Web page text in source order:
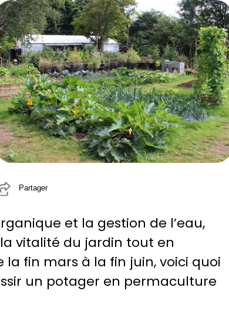
Partager
et la gestion de l’eau,
vitalité du jardin tout en
fin mars à la fin juin, voici quoi
un potager en permaculture